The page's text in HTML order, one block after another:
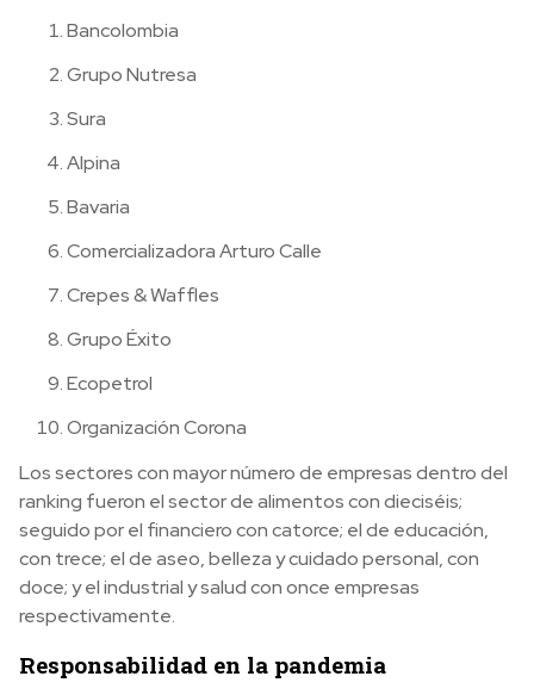
Bancolombia
Grupo Nutresa
Sura
Alpina
Bavaria
Comercializadora Arturo Calle
Crepes & Waffles
Grupo Éxito
Ecopetrol
Organización Corona
Los sectores con mayor número de empresas dentro del
ranking fueron el sector de alimentos con dieciséis;
seguido por el financiero con catorce; el de educación,
con trece; el de aseo, belleza y cuidado personal, con
doce; y el industrial y salud con once empresas
respectivamente.
Responsabilidad en la pandemia